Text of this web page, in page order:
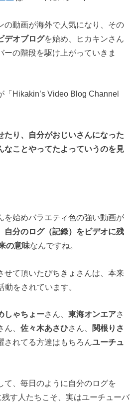
の動画が海外で人気になり、その
デオブログを始め、ヒカキンさん
ーの階段を駆け上がっていきま
「Hikakin’s Video Blog Channel
たり、自分がおじいさんになった
なことやってたよっていうのを見
を始めバラエティ色の強い動画が
自分のログ（記録）をビデオに残
の意味なんですね。
せて頂いたぴちきょさんは、本来
をされています。
しゃちょーさん、東海オンエアさ
ん、佐々木あさひさん、 関根りさ
されてる方達はもちろんユーチュ
て、毎日のように自分のログを
す人たちこそ、実はユーチューバ